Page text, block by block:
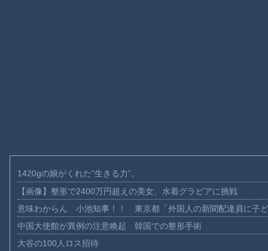
1420gの娘がくれた“生きる力”。
【画像】整形で2400万円超えの美女、水着グラビアに挑戦
意味わからん 小池知事！！ 東京都「外国人の新聞配達員に子
中国大使館が異例の注意喚起 韓国での整形手術
大谷の100人ロス招待